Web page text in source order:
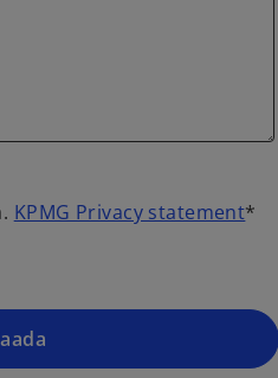
KPMG Privacy statemento
n
i
*